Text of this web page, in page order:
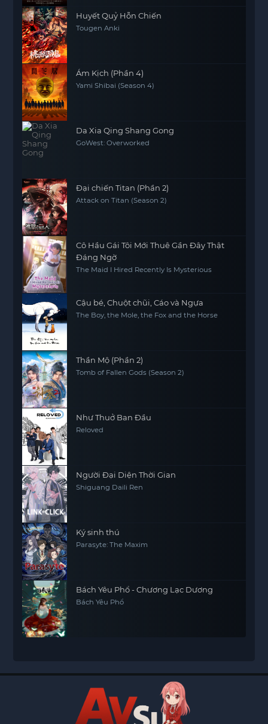
Huyết Quỷ Hỗn Chiến
Tougen Anki
Ám Kịch (Phần 4)
Yami Shibai (Season 4)
Da Xia Qing Shang Gong
GoWest: Overworked
Đại chiến Titan (Phần 2)
Attack on Titan (Season 2)
Cô Hầu Gái Tôi Mới Thuê Gần Đây Thật
Đáng Ngờ
The Maid I Hired Recently Is Mysterious
Cậu bé, Chuột chũi, Cáo và Ngựa
The Boy, the Mole, the Fox and the Horse
Thần Mộ (Phần 2)
Tomb of Fallen Gods (Season 2)
Như Thuở Ban Đầu
Reloved
Người Đại Diện Thời Gian
Shiguang Daili Ren
Ký sinh thú
Parasyte: The Maxim
Bách Yêu Phổ - Chương Lạc Dương
Bách Yêu Phổ